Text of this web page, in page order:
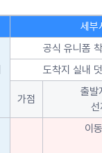
세부
공식 유니폼
도착지 실내
가점
출발
선
이